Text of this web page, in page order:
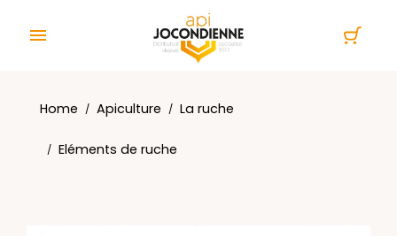

Home Apiculture La ruche
Eléments de ruche